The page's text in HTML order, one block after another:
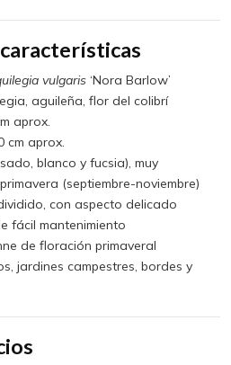
vulgaris‘Nora Barlow’
aguileña, flor del colibrí
aprox.
cm aprox.
blanco y fucsia), muy
(septiembre-noviembre)
con aspecto delicado
fácil mantenimiento
de floración primaveral
jardines campestres, bordes y